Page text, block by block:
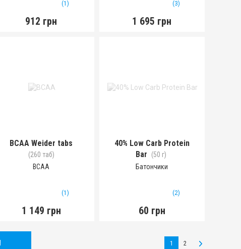
(1)
912 грн
(3)
1 695 грн
BCAA Weider tabs
(260 таб)
BCAA
(1)
1 149 грн
40% Low Carb Protein
Bar
(50 г)
Батончики
(2)
60 грн
1 2